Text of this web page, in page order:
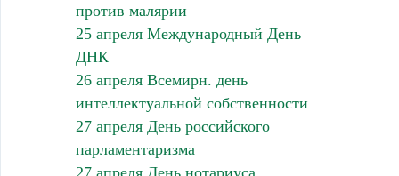
против малярии
25 апреля Международный День
ДНК
26 апреля Всемирн. день
интеллектуальной собственности
27 апреля День российского
парламентаризма
27 апреля День нотариуса